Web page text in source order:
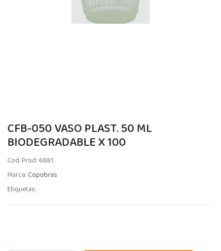
CFB-050 VASO PLAST. 50 ML
BIODEGRADABLE X 100
Cod. Prod: 6881
Marca: Copobras
Etiquetas: